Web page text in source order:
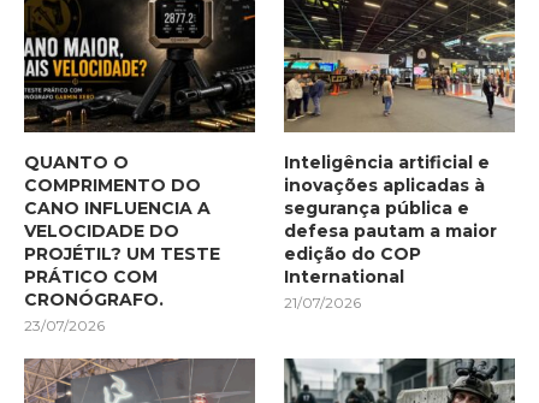
QUANTO O
COMPRIMENTO DO
CANO INFLUENCIA A
VELOCIDADE DO
PROJÉTIL? UM TESTE
PRÁTICO COM
CRONÓGRAFO.
23/07/2026
Inteligência artificial e
inovações aplicadas à
segurança pública e
defesa pautam a maior
edição do COP
International
21/07/2026